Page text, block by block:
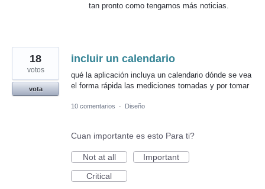
tan pronto como tengamos más noticias.
incluir un calendario
qué la aplicación incluya un calendario dónde se vea
el forma rápida las mediciones tomadas y por tomar
18
votos
vota
10 comentarios · Diseño
Cuan importante es esto Para ti?
Not at all
Important
Critical